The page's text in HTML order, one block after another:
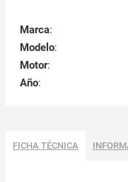
Marca:
Modelo:
Motor:
Año:
FICHA TÉCNICA